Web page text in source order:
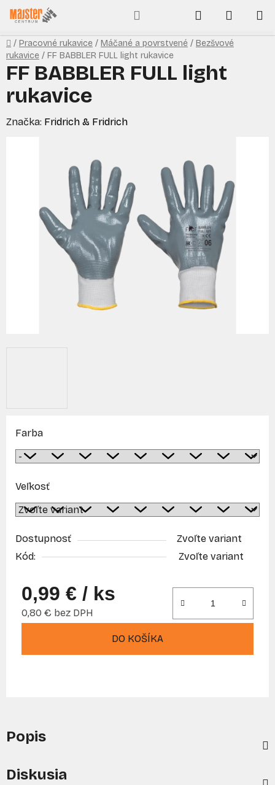
Prejsť
na
obsah
Hľadať
KOŠÍK
Domov
/ Pracovné rukavice / Máčané a povrstvené / Bezšvové
rukavice / FF BABBLER FULL light rukavice
Farba
Veľkosť
Dostupnosť
Zvoľte variant
Kód:
Zvoľte variant
0,99 € / ks
0,80 € bez DPH
DO KOŠÍKA
FF BABBLER FULL light
rukavice
Značka: Fridrich & Fridrich
Popis
Diskusia